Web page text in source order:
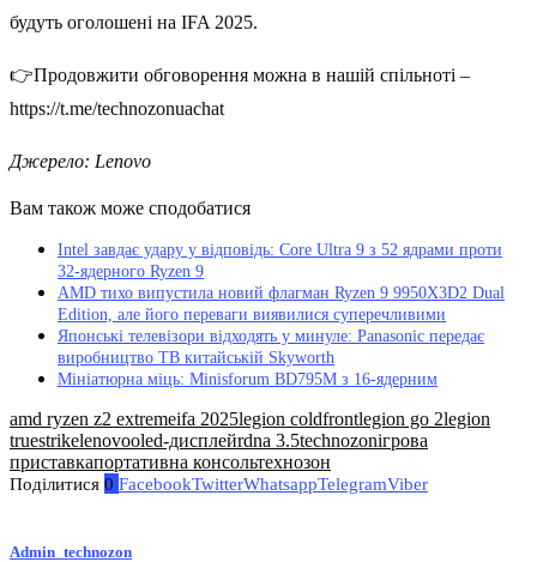
будуть оголошені на IFA 2025.
👉Продовжити обговорення можна в нашій спільноті –
https://t.me/technozonuachat
Джерело: Lenovo
Вам також може сподобатися
Intel завдає удару у відповідь: Core Ultra 9 з 52 ядрами проти
32-ядерного Ryzen 9
AMD тихо випустила новий флагман Ryzen 9 9950X3D2 Dual
Edition, але його переваги виявилися суперечливими
Японські телевізори відходять у минуле: Panasonic передає
виробництво ТВ китайській Skyworth
Мініатюрна міць: Minisforum BD795M з 16-ядерним
amd ryzen z2 extremeifa 2025legion coldfrontlegion go 2legion
truestrikelenovooled-дисплейrdna 3.5technozonігрова
приставкапортативна консольтехнозон
Поділитися 0 FacebookTwitterWhatsappTelegramViber
Admin_technozon